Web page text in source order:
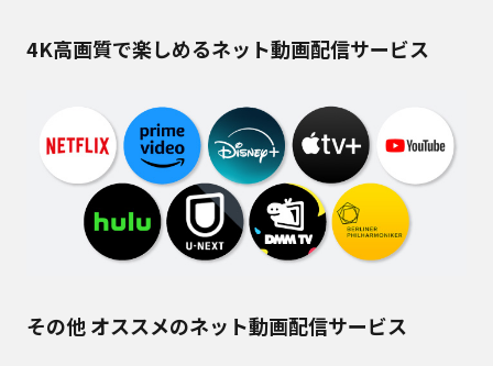
4K高画質で楽しめるネット動画配信サービス
その他 オススメのネット動画配信サービス